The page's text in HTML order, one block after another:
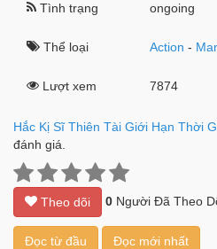
Tình trạng ongoing
Thể loại Action -
Lượt xem 7874
Hắc Kị Sĩ Thiên Tài Giới Hạn Thời
đánh giá.
Theo dõi 0 Người Đã Theo
Đọc từ đầu Đọc mới nhất